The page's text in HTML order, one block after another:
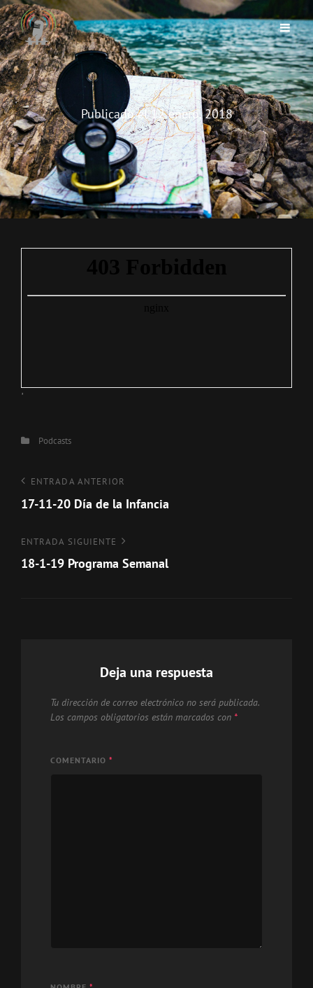
Publicado el12 enero, 2018
'
Categorías
Podcasts
Navegación
de
Entrada
anterior
ENTRADA ANTERIOR
17-11-20 Día de la Infancia
Entrada
siguiente
ENTRADA SIGUIENTE
18-1-19 Programa Semanal
Deja una respuesta
Tu dirección de correo electrónico no será publicada.
Los campos obligatorios están marcados con *
COMENTARIO *